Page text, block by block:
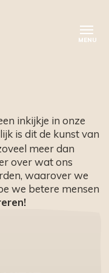
inkijkje in onze
is dit de kunst van
meer dan
over wat ons
waarover we
we betere mensen